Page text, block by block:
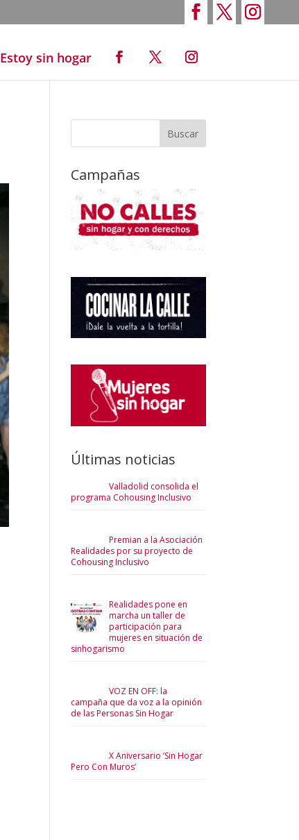
Estoy sin hogar
Campañas
Últimas noticias
Valladolid consolida el
programa Cohousing Inclusivo
Premian a la Asociación
Realidades por su proyecto de
Cohousing Inclusivo
Realidades pone en
marcha un taller de
participación para
mujeres en situación de
sinhogarismo
VOZ EN OFF: la
campaña que da voz a la opinión
de las Personas Sin Hogar
X Aniversario ‘Sin Hogar
Pero Con Muros’